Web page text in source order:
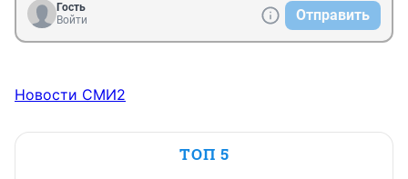
Гость
Войти
Отправить
Новости СМИ2
ТОП 5